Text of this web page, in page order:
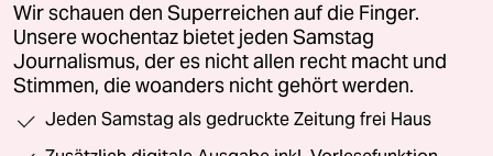
Wir schauen den Superreichen auf die Finger.
Unsere wochentaz bietet jeden Samstag
Journalismus, der es nicht allen recht macht und
Stimmen, die woanders nicht gehört werden.
Jeden Samstag als gedruckte Zeitung frei Haus